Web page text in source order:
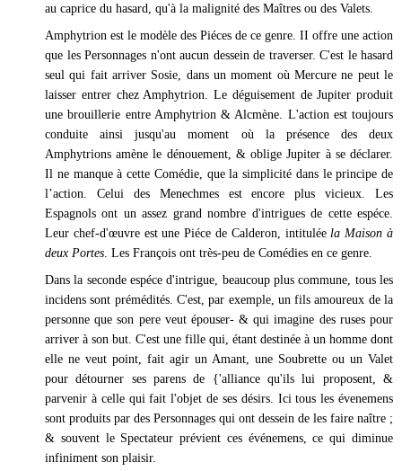
au caprice du hasard, qu'à la malignité des Maîtres ou des Valets.
Amphytrion est le modèle des Piéces de ce genre. II offre une action
que les Personnages n'ont aucun dessein de traverser. C'est le hasard
seul qui fait arriver Sosie, dans un moment où Mercure ne peut le
laisser entrer chez Amphytrion. Le déguisement de Jupiter produit
une brouillerie entre Amphytrion & Alcmène. L'action est toujours
conduite ainsi jusqu'au moment où la présence des deux
Amphytrions amène le dénouement, & oblige Jupiter à se déclarer.
Il ne manque à cette Comédie, que la simplicité dans le principe de
l’action. Celui des Menechmes est encore plus vicieux. Les
Espagnols ont un assez grand nombre d'intrigues de cette espéce.
Leur chef-d'œuvre est une Piéce de Calderon, intitulée la Maison à
deux Portes . Les François ont très-peu de Comédies en ce genre.
Dans la seconde espéce d'intrigue, beaucoup plus commune, tous les
incidens sont prémédités. C'est, par exemple, un fils amoureux de la
personne que son pere veut épouser- & qui imagine des ruses pour
arriver à son but. C'est une fille qui, étant destinée à un homme dont
elle ne veut point, fait agir un Amant, une Soubrette ou un Valet
pour détourner ses parens de {'alliance qu'ils lui proposent, &
parvenir à celle qui fait l'objet de ses désirs. Ici tous les évenemens
sont produits par des Personnages qui ont dessein de les faire naître ;
& souvent le Spectateur prévient ces événemens, ce qui diminue
infiniment son plaisir.